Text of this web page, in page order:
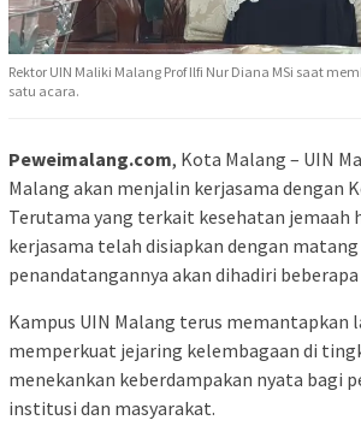
Rektor UIN Maliki Malang Prof Ilfi Nur Diana MSi saat
satu acara.
Peweimalang.com, Kota Malang – UIN
Malang akan menjalin kerjasama dengan
Terutama yang terkait kesehatan jemaah
kerjasama telah disiapkan dengan matang
penandatangannya akan dihadiri
Kampus UIN Malang terus memantapkan
memperkuat jejaring kelembagaan di
menekankan keberdampakan nyata bagi
institusi dan masyarakat.